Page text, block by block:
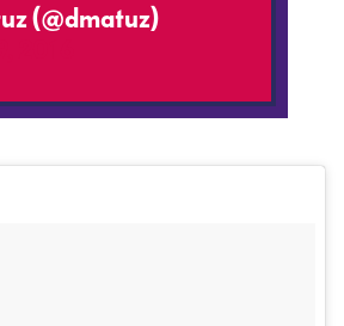
(@dmatuz)